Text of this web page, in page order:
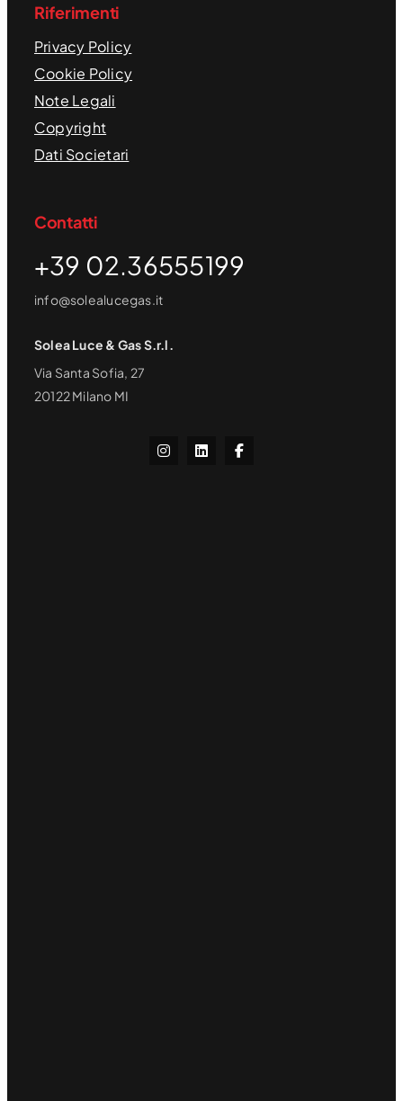
Riferimenti
Privacy Policy
Cookie Policy
Note Legali
Copyright
Dati Societari
Contatti
+39 02.36555199
info@solealucegas.it
Solea Luce & Gas S.r.l.
Via Santa Sofia, 27
20122 Milano MI